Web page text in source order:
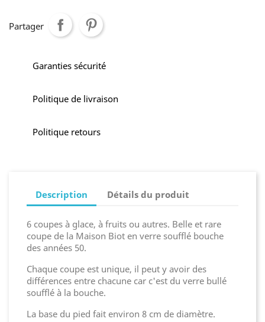
Partager
Garanties sécurité
Politique de livraison
Politique retours
Description Détails du produit
6 coupes à glace, à fruits ou autres. Belle et rare
coupe de la Maison Biot en verre soufflé bouche
des années 50.
Chaque coupe est unique, il peut y avoir des
différences entre chacune car c'est du verre bullé
soufflé à la bouche.
La base du pied fait environ 8 cm de diamètre.